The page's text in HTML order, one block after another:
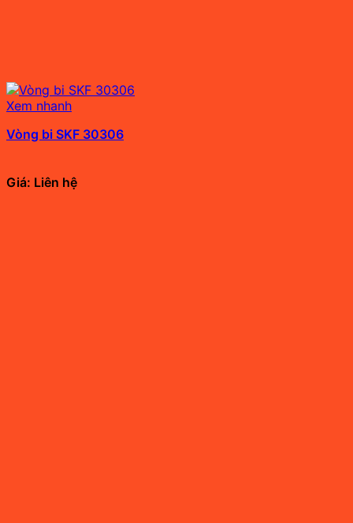
Xem nhanh
Vòng bi SKF 30306
Giá: Liên hệ